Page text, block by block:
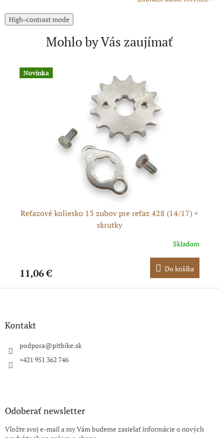
High-contrast mode
Mohlo by Vás zaujímať
Novinka
Reťazové koliesko 13 zubov pre reťaz 428 (14/17) +
skrutky
Skladom
11,06 € Do košíka
Z
Kontakt
podpora@pitbike.sk
+421 951 362 746
Odoberať newsletter
Vložte svoj e-mail a my Vám budeme zasielať informácie o nových